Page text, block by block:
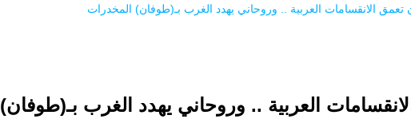
تعمق الانقسامات العربية .. وروحاني يهدد الغرب بـ(طوفان) المخدرات
العربية .. وروحاني يهدد الغرب بـ(طوفان)